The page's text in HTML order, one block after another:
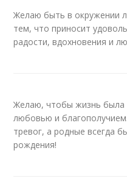
Желаю быть в окружении
тем, что приносит
радости, вдохновения и
Желаю, чтобы жизнь была
любовью и
тревог, а родные всегда
рождения!